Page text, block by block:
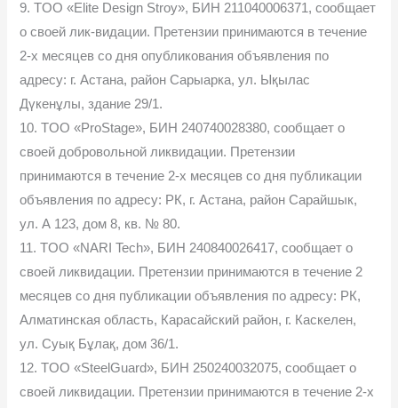
9. TOO «Еlite Design Stroy», БИН 211040006371, сообщает
о своей лик-видации. Претензии принимаются в течение
2-х месяцев со дня опубликования объявления по
адресу: г. Астана, район Сарыарка, ул. Ықылас
Дүкенұлы, здание 29/1.
10. TOO «ProStage», БИН 240740028380, сообщает о
своей добровольной ликвидации. Претензии
принимаются в течение 2-х месяцев со дня публикации
объявления по адресу: РК, г. Астана, район Сарайшык,
ул. А 123, дом 8, кв. № 80.
11. TOO «NARI Tech», БИН 240840026417, сообщает о
своей ликвидации. Претензии принимаются в течение 2
месяцев со дня публикации объявления по адресу: РК,
Алматинская область, Карасайский район, г. Каскелен,
ул. Суық Бұлақ, дом 36/1.
12. TOO «SteelGuard», БИН 250240032075, сообщает о
своей ликвидации. Претензии принимаются в течение 2-х